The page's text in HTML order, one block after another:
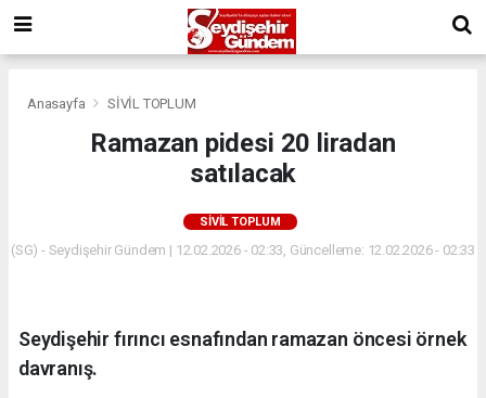
Anasayfa SİVİL TOPLUM
Ramazan pidesi 20 liradan
satılacak
SİVİL TOPLUM
(SG) - Seydişehir Gündem | 12.02.2026 - 02:33, Güncelleme: 12.02.2026 - 02:33
Seydişehir fırıncı esnafından ramazan öncesi örnek
davranış.